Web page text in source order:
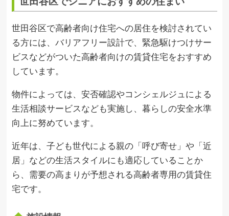
世田谷区で高齢者向け住宅への居住を検討されてい
る方には、バリアフリー設計で、緊急駆けつけサー
ビスなどがついた高齢者向けの賃貸住宅をおすすめ
しています。
物件によっては、安否確認やコンシェルジュによる
生活相談サービスなども実施し、暮らしの安全水準
向上に努めています。
近年は、子ども世代による親の「呼び寄せ」や「近
居」などの生活スタイルにも適応していることか
ら、需要の高まりが予想される高齢者専用の賃貸住
宅です。